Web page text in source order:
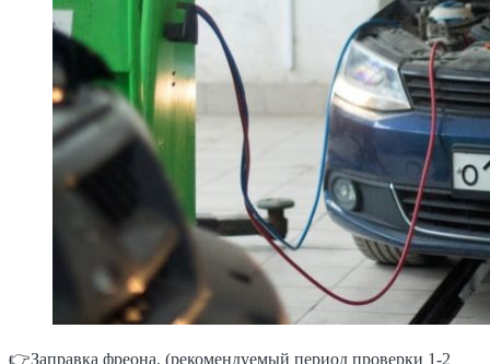
👉Заправка фреона. (рекомендуемый период проверки 1-2